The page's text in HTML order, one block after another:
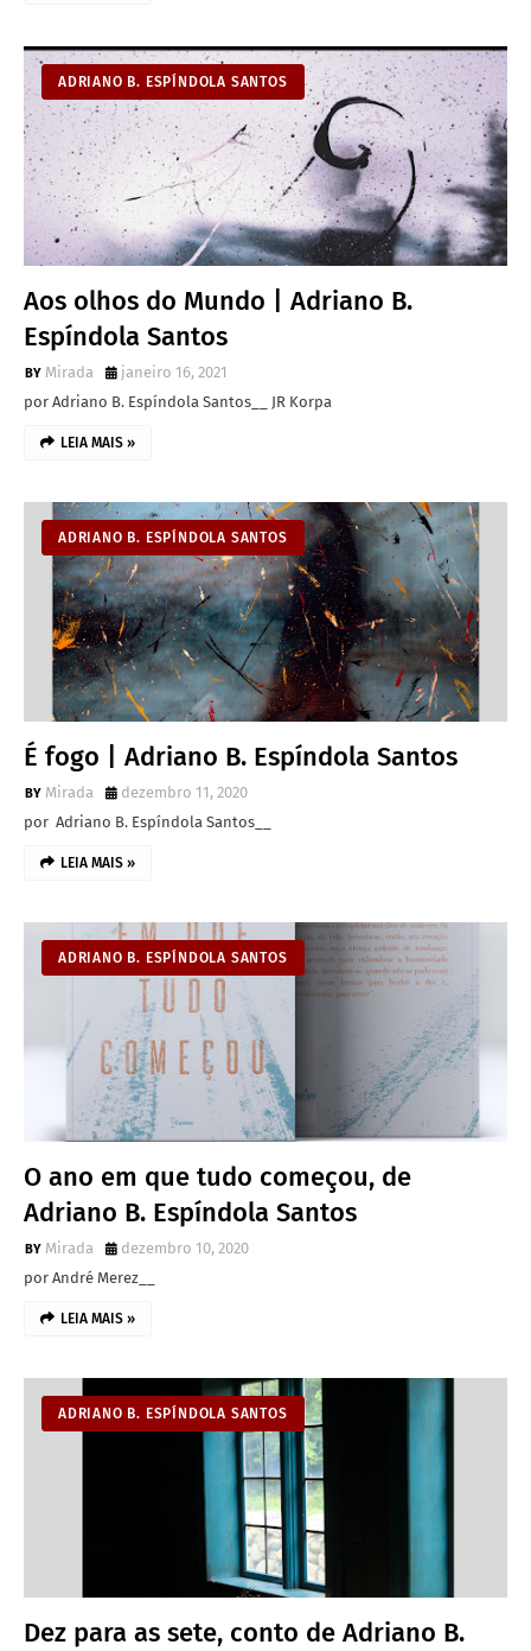
ADRIANO B. ESPÍNDOLA SANTOS
Aos olhos do Mundo | Adriano B.
Espíndola Santos
Mirada
janeiro 16, 2021
por Adriano B. Espíndola Santos__ JR Korpa
LEIA MAIS »
ADRIANO B. ESPÍNDOLA SANTOS
É fogo | Adriano B. Espíndola Santos
Mirada
dezembro 11, 2020
por Adriano B. Espíndola Santos__
LEIA MAIS »
ADRIANO B. ESPÍNDOLA SANTOS
O ano em que tudo começou, de
Adriano B. Espíndola Santos
Mirada
dezembro 10, 2020
por André Merez__
LEIA MAIS »
ADRIANO B. ESPÍNDOLA SANTOS
Dez para as sete, conto de Adriano B.